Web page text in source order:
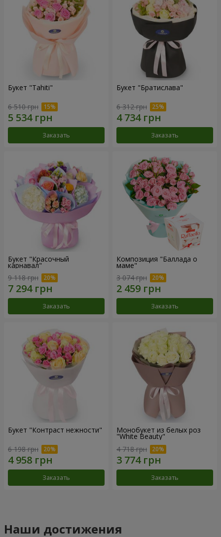
Букет "Tahiti"
6 510 грн
Заказать
Букет "Братислава"
6 312 грн
Заказать
Букет "Красочный
карнавал"
9 118 грн
Заказать
Композиция "Баллада о
маме"
3 074 грн
Заказать
Букет "Контраст нежности"
6 198 грн
Заказать
Монобукет из белых роз
"White Beauty"
4 718 грн
Заказать
Наши достижения